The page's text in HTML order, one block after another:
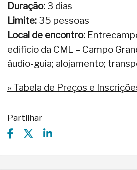
Duração: 3 dias
Limite: 35 pessoas
Local de encontro:
edifício da CML – Campo
áudio-guia; alojamento;
» Tabela de Preços e
Partilhar